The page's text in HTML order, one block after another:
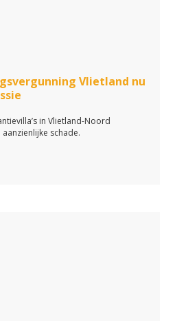
Vlietland nu
in Vlietland-Noord
schade.